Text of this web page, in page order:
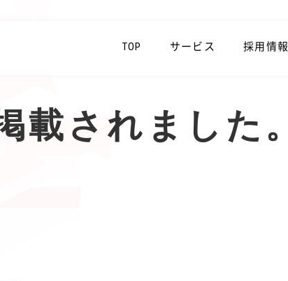
TOP サービス 採用情報
載されました。